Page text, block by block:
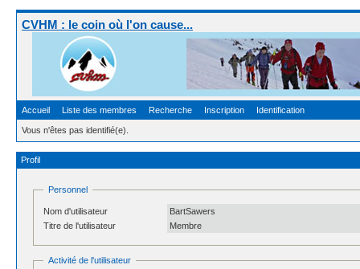
CVHM : le coin où l'on cause...
Accueil Liste des membres Recherche Inscription Identification
Vous n'êtes pas identifié(e).
Profil
Personnel
Nom d'utilisateur
BartSawers
Titre de l'utilisateur
Membre
Activité de l'utilisateur